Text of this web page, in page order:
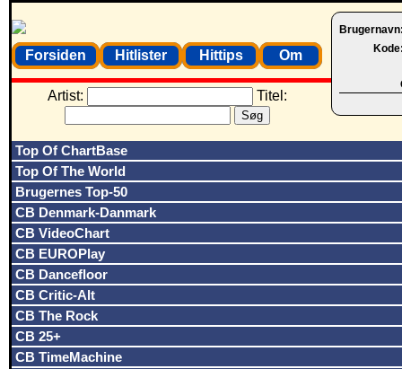
Forsiden Hitlister Hittips Om
Artist: Titel:
Top Of ChartBase
Top Of The World
Brugernes Top-50
CB Denmark-Danmark
CB VideoChart
CB EUROPlay
CB Dancefloor
CB Critic-Alt
CB The Rock
CB 25+
CB TimeMachine